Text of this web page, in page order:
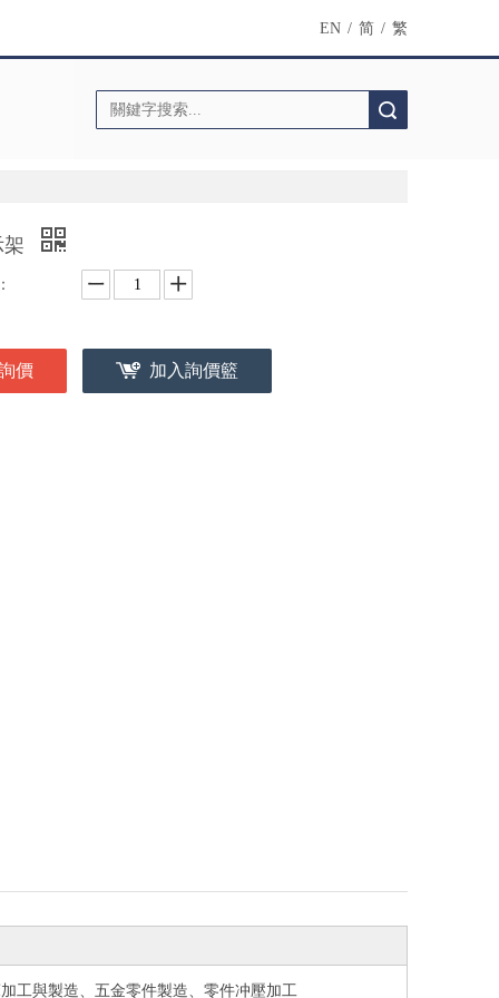
EN / 简 / 繁
價 加入詢價籃
工與製造、五金零件製造、 零件冲壓加工